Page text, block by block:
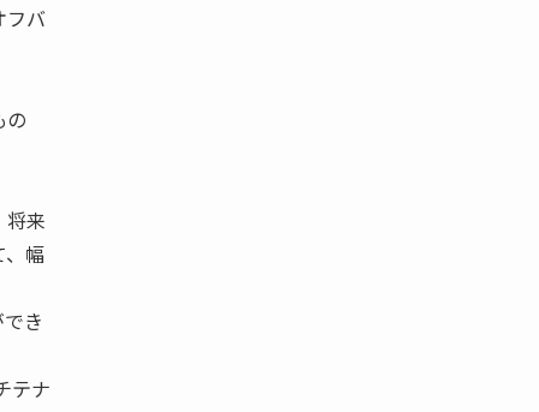
フバ
の
将来
、幅
き
ナ